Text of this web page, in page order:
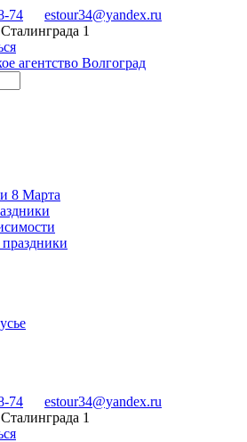
74
estour34@yandex.ru
1
8 Марта
74
estour34@yandex.ru
1